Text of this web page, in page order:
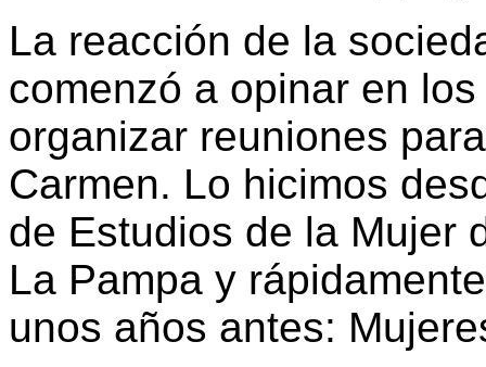
La reacción de la
comenzó a opinar en
organizar reuniones
Carmen. Lo hicimos
de Estudios de la Mujer
La Pampa y
unos años antes: